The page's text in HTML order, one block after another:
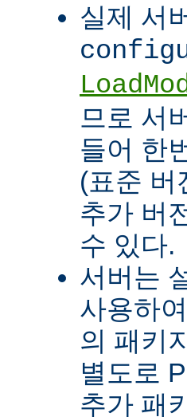
실제 서
므로 서
들어 한
(표준 버
추가 버
수 있다.
서버는
사용하
의 패키
별도로
추가 패